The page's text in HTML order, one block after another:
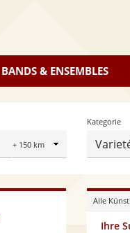
BANDS & ENSEMBLES
Ort
Events
festlegen
Kategorie
Alle
Ihre